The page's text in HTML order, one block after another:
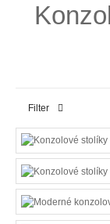
Filter